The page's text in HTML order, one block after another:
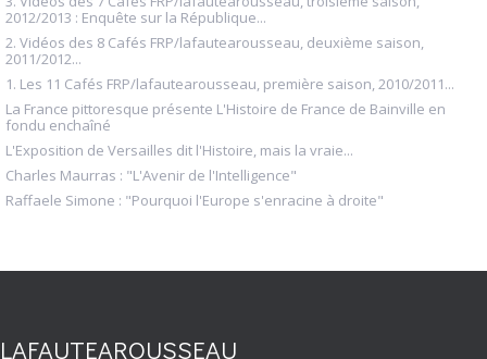
2012/2013 : Enquête sur la République...
2. Vidéos des 8 Cafés FRP/lafautearousseau, deuxième saison,
2011/2012...
1. Les 11 Cafés FRP/lafautearousseau, première saison, 2010/2011...
La France pittoresque présente L'Histoire de France de Bainville en
fondu enchaîné
L'Exposition de Versailles dit l'Histoire, mais la vraie...
Charles Maurras : "L'Avenir de l'Intelligence"
Raffaele Simone : "Pourquoi l'Europe s'enracine à droite"
LAFAUTEAROUSSEAU